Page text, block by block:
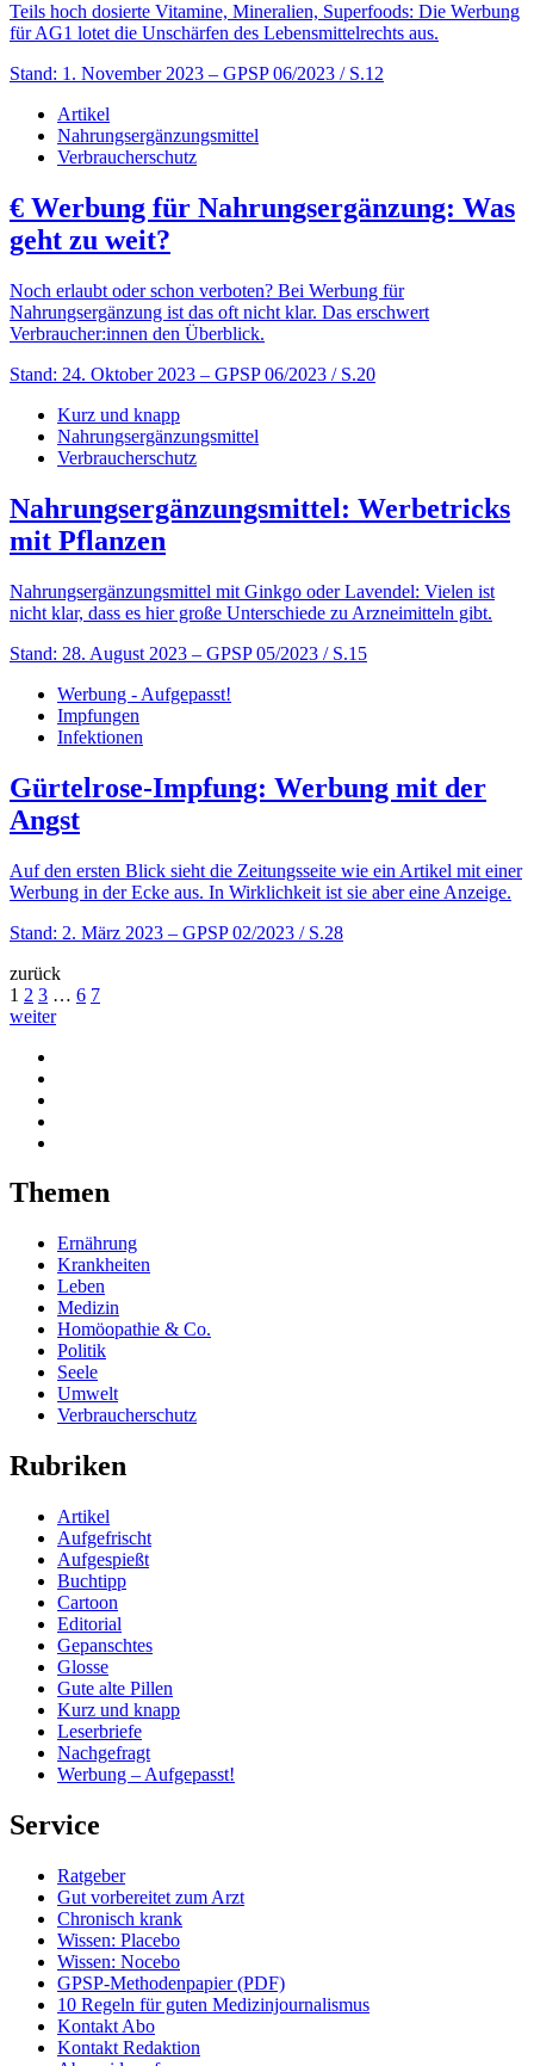
Teils hoch dosierte Vitamine, Mineralien, Superfoods: Die Werbung
für AG1 lotet die Unschärfen des Lebensmittelrechts aus.
Stand: 1. November 2023 – GPSP 06/2023 / S.12
Artikel
Nahrungsergänzungsmittel
Verbraucherschutz
€ Werbung für Nahrungsergänzung: Was
geht zu weit?
Noch erlaubt oder schon verboten? Bei Werbung für
Nahrungsergänzung ist das oft nicht klar. Das erschwert
Verbraucher:innen den Überblick.
Stand: 24. Oktober 2023 – GPSP 06/2023 / S.20
Kurz und knapp
Nahrungsergänzungsmittel
Verbraucherschutz
Nahrungsergänzungsmittel: Werbetricks
mit Pflanzen
Nahrungsergänzungsmittel mit Ginkgo oder Lavendel: Vielen ist
nicht klar, dass es hier große Unterschiede zu Arzneimitteln gibt.
Stand: 28. August 2023 – GPSP 05/2023 / S.15
Werbung - Aufgepasst!
Impfungen
Infektionen
Gürtelrose-Impfung: Werbung mit der
Angst
Auf den ersten Blick sieht die Zeitungsseite wie ein Artikel mit einer
Werbung in der Ecke aus. In Wirklichkeit ist sie aber eine Anzeige.
Stand: 2. März 2023 – GPSP 02/2023 / S.28
zurück
1 2 3 … 6 7
weiter
Themen
Ernährung
Krankheiten
Leben
Medizin
Homöopathie & Co.
Politik
Seele
Umwelt
Verbraucherschutz
Rubriken
Artikel
Aufgefrischt
Aufgespießt
Buchtipp
Cartoon
Editorial
Gepanschtes
Glosse
Gute alte Pillen
Kurz und knapp
Leserbriefe
Nachgefragt
Werbung – Aufgepasst!
Service
Ratgeber
Gut vorbereitet zum Arzt
Chronisch krank
Wissen: Placebo
Wissen: Nocebo
GPSP-Methodenpapier (PDF)
10 Regeln für guten Medizinjournalismus
Kontakt Abo
Kontakt Redaktion